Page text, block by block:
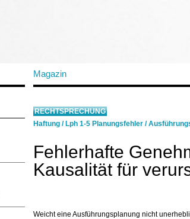
Magazin
RECHTSPRECHUNG
Haftung / Lph 1-5 Planungsfehler /
Fehlerhafte
Kausalität für
Weicht eine Ausführungsplanung nicht